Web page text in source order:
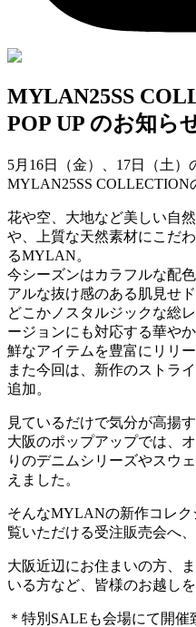
MYLAN25SS
POP UP のお知ら
5月16日（金）、17日（土）
MYLAN25SS COLLECTION
花や空、大地など美しい自
や、上質な天然素材にこだ
るMYLAN。
今シーズンはカラフルな配
アルな抜け感のある肌見せド
どこかノスタルジックな総
ージョンにも対応する華や
鮮なアイテムを豊富にリリー
また今回は、新作のストラ
追加。
見ているだけで気分が高揚
大阪のポップアップでは、
りのデニムシリーズやスウ
えました。
そんなMYLANの新作コレ
覧いただける受注販売会へ
大阪近辺にお住まいの方、
いる方など、皆様のお越し
＊特別SALEも会場にて開催